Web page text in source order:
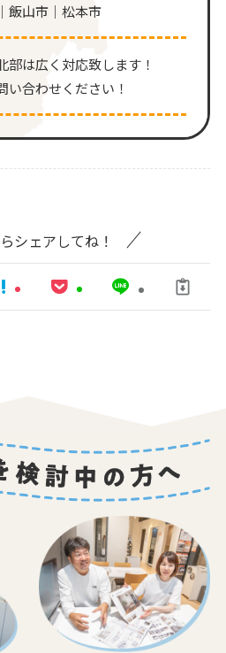
飯山市｜松本市
部は広く対応致します！
い合わせください！
シェアしてね！